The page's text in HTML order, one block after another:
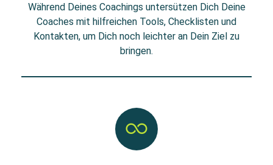
Während Deines Coachings untersützen Dich Deine
Coaches mit hilfreichen Tools, Checklisten und
Kontakten, um Dich noch leichter an Dein Ziel zu
bringen.